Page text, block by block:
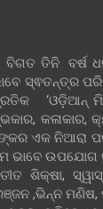
ବିଗତ ତିନି ବର୍ଷ
ସ୍ଵତନ୍ତ୍ର
‘ଓଡ଼ିଆନ୍‍
କଳାକାର,
ଏକ ନିଆରା
ଭାବେ ଉପଯୋଗ
ଶିକ୍ଷା,
,ଭିନ୍ନ ମଣିଷ,